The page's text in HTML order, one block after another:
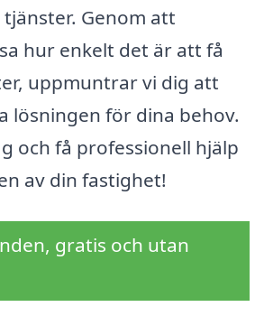
Genom att
hur enkelt det är att få
uppmuntrar vi dig att
lösningen för dina behov.
och få professionell hjälp
av din fastighet!
gratis och utan